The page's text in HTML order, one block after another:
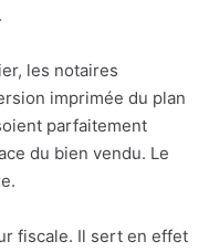
les notaires
imprimée du plan
parfaitement
du bien vendu. Le
fiscale. Il sert en effet